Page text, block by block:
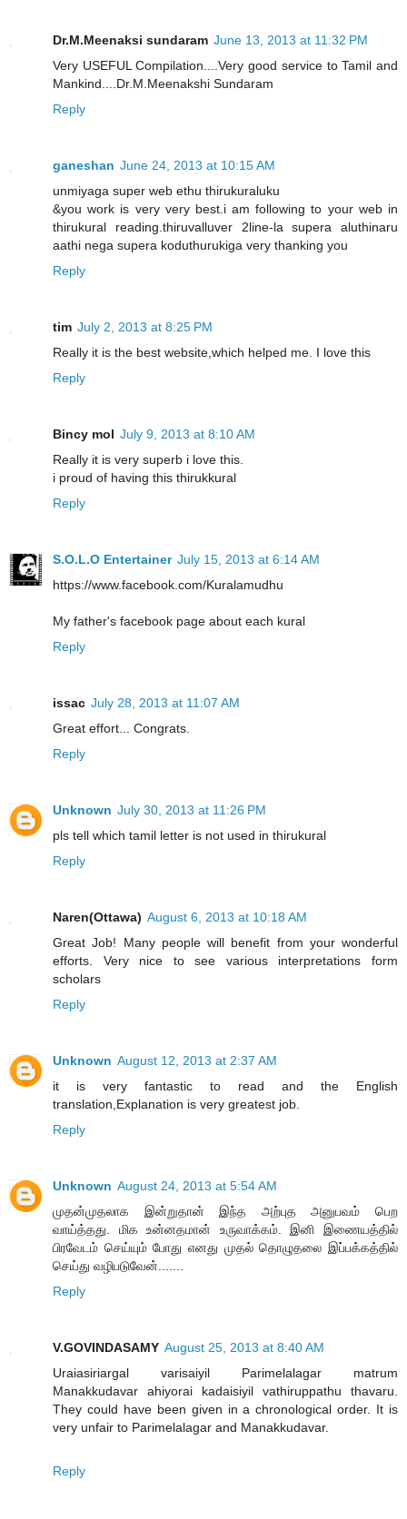
Dr.M.Meenaksi sundaram June 13, 2013 at 11:32 PM
Very USEFUL Compilation....Very good service to Tamil and
Mankind....Dr.M.Meenakshi Sundaram
Reply
ganeshan June 24, 2013 at 10:15 AM
unmiyaga super web ethu thirukuraluku
&you work is very very best.i am following to your web in
thirukural reading.thiruvalluver 2line-la supera aluthinaru
aathi nega supera koduthurukiga very thanking you
Reply
tim July 2, 2013 at 8:25 PM
Really it is the best website,which helped me. I love this
Reply
Bincy mol July 9, 2013 at 8:10 AM
Really it is very superb i love this.
i proud of having this thirukkural
Reply
S.O.L.O Entertainer July 15, 2013 at 6:14 AM
https://www.facebook.com/Kuralamudhu
My father's facebook page about each kural
Reply
issac July 28, 2013 at 11:07 AM
Great effort... Congrats.
Reply
Unknown July 30, 2013 at 11:26 PM
pls tell which tamil letter is not used in thirukural
Reply
Naren(Ottawa) August 6, 2013 at 10:18 AM
Great Job! Many people will benefit from your wonderful
efforts. Very nice to see various interpretations form
scholars
Reply
Unknown August 12, 2013 at 2:37 AM
it is very fantastic to read and the English
translation,Explanation is very greatest job.
Reply
Unknown August 24, 2013 at 5:54 AM
முதன்முதலாக இன்றுதான் இந்த அற்புத அனுபவம் பெற
வாய்த்தது. மிக உன்னதமான் உருவாக்கம். இனி இணையத்தில்
பிரவேடம் செய்யும் போது எனது முதல் தொழுதலை இப்பக்கத்தில்
செய்து வழிபடுவேன்.......
Reply
V.GOVINDASAMY August 25, 2013 at 8:40 AM
Uraiasiriargal varisaiyil Parimelalagar matrum
Manakkudavar ahiyorai kadaisiyil vathiruppathu thavaru.
They could have been given in a chronological order. It is
very unfair to Parimelalagar and Manakkudavar.
Reply